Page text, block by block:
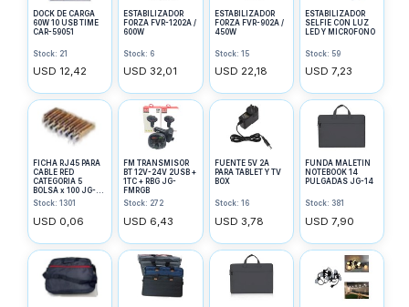
DOCK DE CARGA
60W 10 USB TIME
CAR-59051
Stock: 21
USD 12,42
ESTABILIZADOR
FORZA FVR-1202A /
600W
Stock: 6
USD 32,01
ESTABILIZADOR
FORZA FVR-902A /
450W
Stock: 15
USD 22,18
ESTABILIZADOR
SELFIE CON LUZ
LED Y MICROFONO
Stock: 59
USD 7,23
FICHA RJ45 PARA
CABLE RED
CATEGORIA 5
BOLSA x 100 JG-
CAT5
Stock: 1301
USD 0,06
FM TRANSMISOR
BT 12V-24V 2USB +
1TC + RBG JG-
FMRGB
Stock: 272
USD 6,43
FUENTE 5V 2A
PARA TABLET Y TV
BOX
Stock: 16
USD 3,78
FUNDA MALETIN
NOTEBOOK 14
PULGADAS JG-14
Stock: 381
USD 7,90